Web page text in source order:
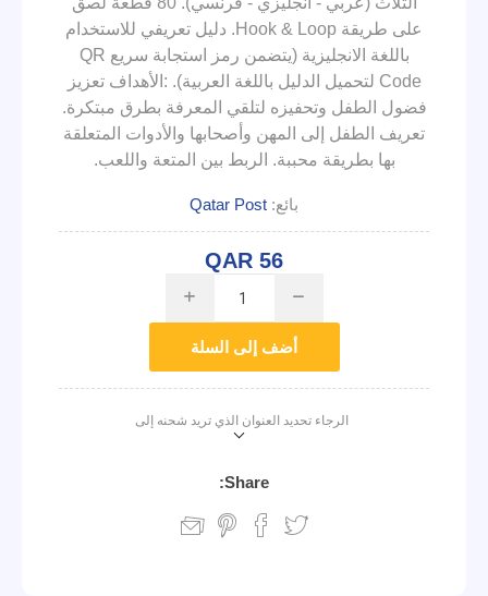
على طريقة Hook & Loop. دليل تعريفي للاستخدام
باللغة الانجليزية (يتضمن رمز استجابة سريع QR
Code لتحميل الدليل باللغة العربية). :الأهداف تعزيز
فضول الطفل وتحفيزه لتلقي المعرفة بطرق مبتكرة.
تعريف الطفل إلى المهن وأصحابها والأدوات المتعلقة
بها بطريقة محببة. الربط بين المتعة واللعب.
بائع: Qatar Post
QAR 56
i h
أضف إلى السلة
الرجاء تحديد العنوان الذي تريد شحنه إلى
Share: